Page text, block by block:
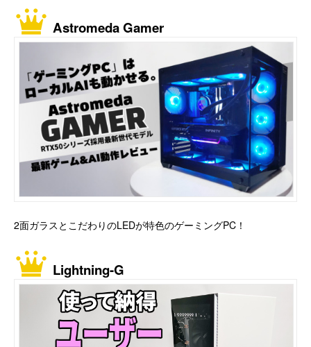
Astromeda Gamer
2面ガラスとこだわりのLEDが特色のゲーミングPC！
Lightning-G